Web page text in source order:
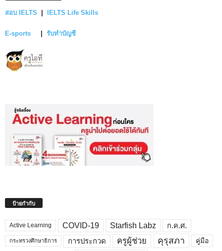
สอบ IELTS | IELTS Life Skills
E-sports | รับทำบัญชี
ป้ายกำกับ
Active Learning COVID-19 Starfish Labz ก.ค.ศ.
กระทรวงศึกษาธิการ การประกวด ครูผู้ช่วย คุรุสภา คู่มือ